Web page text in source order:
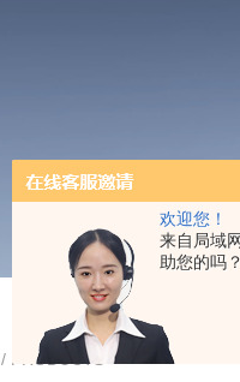
欢迎您！
来自局域
助您的吗？
/ PRODUCTS